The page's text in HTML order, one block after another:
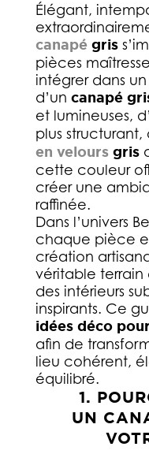
Élégant,
canapé gris
pièces
intégrer dans un
d’un canapé
et lumineuses,
plus
en velours gris
cette couleur
créer une
raffinée.
Dans l’univers
chaque pièce
création
véritable
des intérieurs
inspirants. Ce
idées déco
afin de
lieu cohérent,
équilibré.
1.
UN